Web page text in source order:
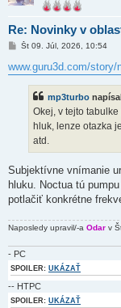
Re: Novinky v
P
í
s
Št 09. Júl, 2026, 10:54
www.guru3d.com/
mp3turbo
Okej, v tejto
hluk, lenze otazka
atd.
Subjektívne vnímanie
hluku. Noctua tú
potlačiť konkrétne
Naposledy upravil/-a Odar v
- PC
SPOILER: UKÁZAŤ
-- HTPC
SPOILER: UKÁZAŤ